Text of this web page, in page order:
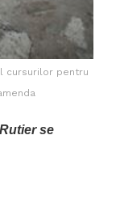
cursurilor pentru
se